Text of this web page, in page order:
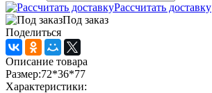
Рассчитать доставку
Под заказ
Поделиться
Описание товара
Размер:72*36*77
Характеристики: